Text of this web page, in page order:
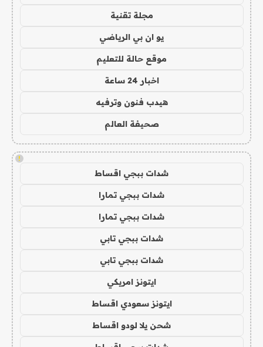
مجلة تقنية
يو ان بي الرياضي
موقع حالة للتعليم
اخبار 24 ساعة
هيدب فنون وترفيه
صحيفة العالم
!
شدات ببجي اقساط
شدات ببجي تمارا
شدات ببجي تمارا
شدات ببجي تابي
شدات ببجي تابي
ايتونز امريكي
ايتونز سعودي اقساط
شحن يلا لودو اقساط